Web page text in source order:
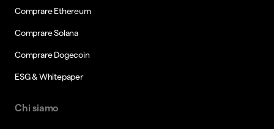
Comprare Ethereum
Comprare Solana
Comprare Dogecoin
ESG & Whitepaper
Chi siamo